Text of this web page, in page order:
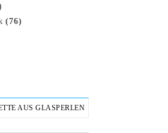
(76)
AUS GLASPERLEN